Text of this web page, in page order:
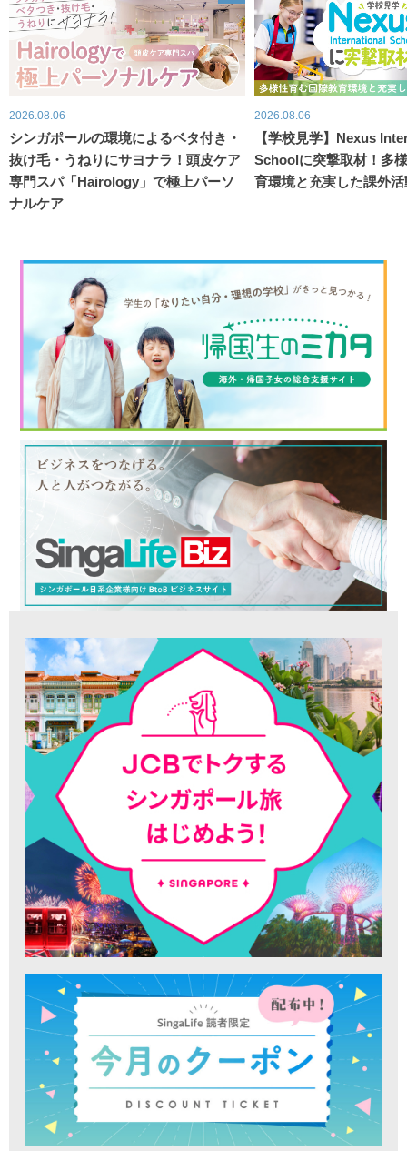
2026.08.06
シンガポールの環境によるベタ付き・
抜け毛・うねりにサヨナラ！頭皮ケア
専門スパ「Hairology」で極上パーソ
ナルケア
2026.08.06
【学校見学】Nexus
Schoolに突撃取材！多
育環境と充実した課外